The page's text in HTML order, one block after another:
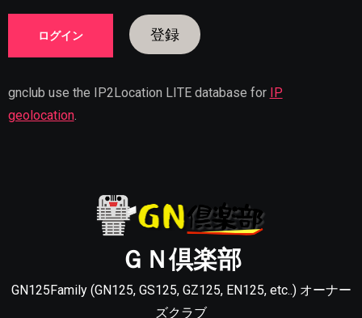
登録
gnclub use the IP2Location LITE database for IP
geolocation.
ＧＮ倶楽部
GN125Family (GN125, GS125, GZ125, EN125, etc..) オーナー
ズクラブ